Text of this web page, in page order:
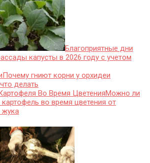
Благоприятные дни
капусты в 2026 году с учетом
Почему гниют корни у орхидеи
делать
Можно ли
во время цветения от
жука